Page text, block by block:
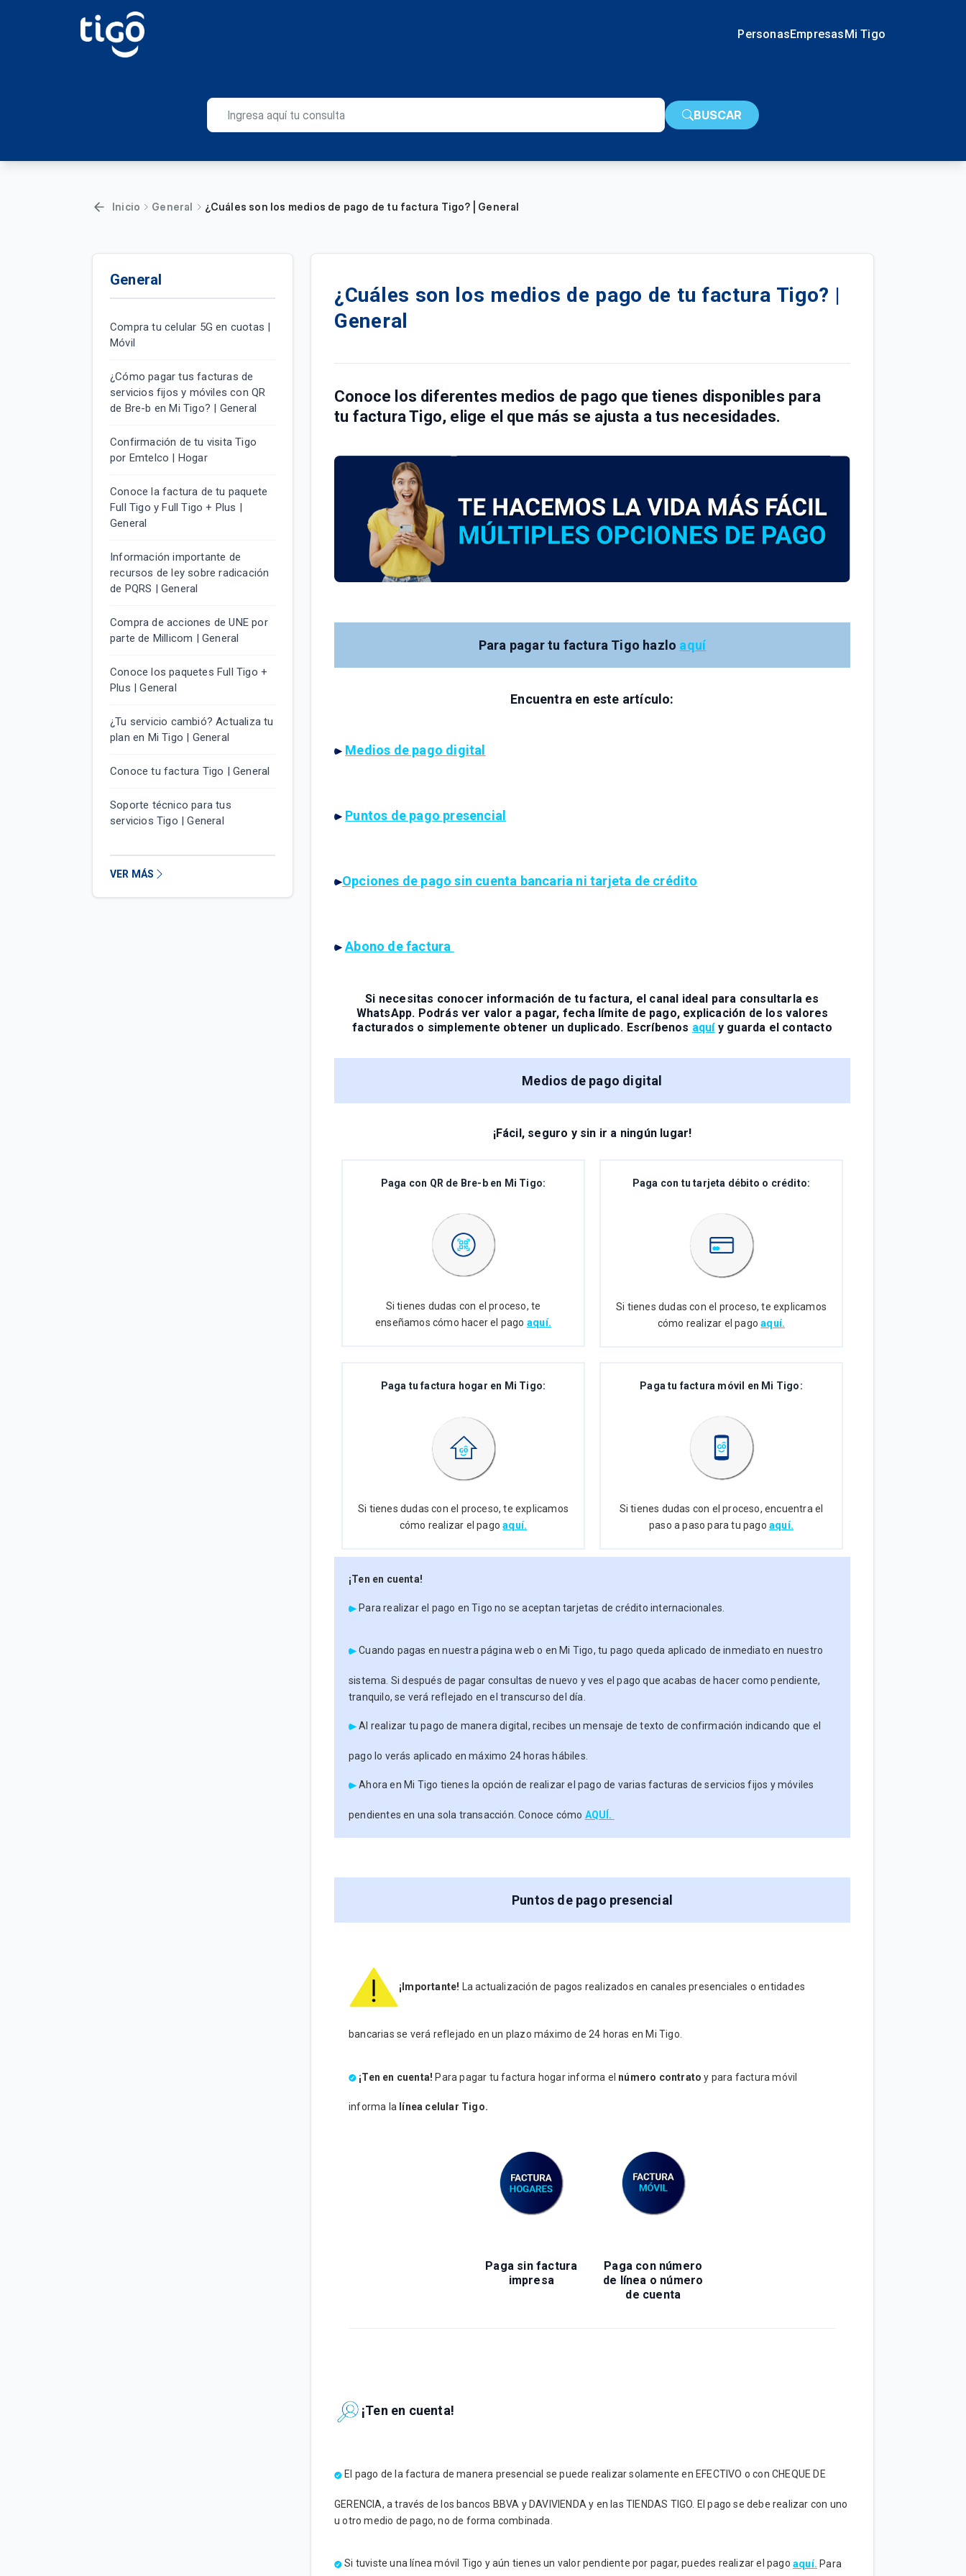
PersonasEmpresasMi Tigo
BUSCAR
Inicio General ¿Cuáles son los medios de pago de tu factura Tigo? | General
General
Compra tu celular 5G en cuotas |
Móvil
¿Cómo pagar tus facturas de
servicios fijos y móviles con QR
de Bre-b en Mi Tigo? | General
Confirmación de tu visita Tigo
por Emtelco | Hogar
Conoce la factura de tu paquete
Full Tigo y Full Tigo + Plus |
General
Información importante de
recursos de ley sobre radicación
de PQRS | General
Compra de acciones de UNE por
parte de Millicom | General
Conoce los paquetes Full Tigo +
Plus | General
¿Tu servicio cambió? Actualiza tu
plan en Mi Tigo | General
Conoce tu factura Tigo | General
Soporte técnico para tus
servicios Tigo | General
VER MÁS
¿Cuáles son los medios de pago de tu factura Tigo? |
General
Conoce los diferentes medios de pago que tienes disponibles para
tu factura Tigo, elige el que más se ajusta a tus necesidades.
Para pagar tu factura Tigo hazlo aquí
Encuentra en este artículo:
Medios de pago digital
Puntos de pago presencial
Opciones de pago sin cuenta bancaria ni tarjeta de crédito
Abono de factura
Si necesitas conocer información de tu factura, el canal ideal para consultarla es
WhatsApp. Podrás ver valor a pagar, fecha límite de pago, explicación de los valores
facturados o simplemente obtener un duplicado. Escríbenos aquíy guarda el contacto
Medios de pago digital
¡Fácil, seguro y sin ir a ningún lugar!
Paga con QR de Bre-b en Mi Tigo:
Si tienes dudas con el proceso, te
enseñamos cómo hacer el pago aquí.
Paga con tu tarjeta débito o crédito:
Si tienes dudas con el proceso, te explicamos
cómo realizar el pagoaquí.
Paga tu factura hogar en Mi Tigo:
Si tienes dudas con el proceso, te explicamos
cómo realizar el pagoaquí.
Paga tu factura móvil en Mi Tigo:
Si tienes dudas con el proceso, encuentra el
paso a paso para tu pago aquí.
¡Ten en cuenta!
Para realizar el pago en Tigo no se aceptan tarjetas de crédito internacionales.
Cuando pagas en nuestra página web o en Mi Tigo, tu pago queda aplicado de inmediato en nuestro
sistema. Si después de pagar consultas de nuevo y ves el pago que acabas de hacer como pendiente,
tranquilo, se verá reflejado en el transcurso del día.
Al realizar tu pago de manera digital, recibes un mensaje de texto de confirmación indicando que el
pago lo verás aplicado en máximo 24 horas hábiles.
Ahora en Mi Tigo tienes la opción de realizar el pago de varias facturas de servicios fijos y móviles
pendientes en una sola transacción. Conoce cómo AQUÍ.
Puntos de pago presencial
¡Importante! La actualización de pagos realizados en canales presenciales o entidades
bancarias se verá reflejado en un plazo máximo de 24 horas en Mi Tigo.
¡Ten en cuenta! Para pagar tu factura hogar informa el número contrato y para factura móvil
informa la línea celular Tigo.
Paga sin factura
impresa
Paga con número
de línea o número
de cuenta
¡Ten en cuenta!
El pago de la factura de manera presencial se puede realizar solamente en EFECTIVO o con CHEQUE DE
GERENCIA, a través de los bancos BBVA y DAVIVIENDA y en las TIENDAS TIGO. El pago se debe realizar con uno
u otro medio de pago, no de forma combinada.
Si tuviste una línea móvil Tigo y aún tienes un valor pendiente por pagar, puedes realizar el pago aquí. Para